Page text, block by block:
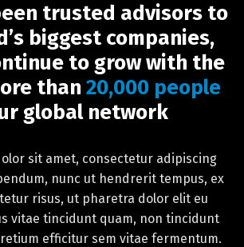
trusted advisors to
biggest companies,
to grow with the
than 20,000 people
global network
sit amet, consectetur adipiscing
nunc ut hendrerit tempus, ex
risus, ut pharetra dolor elit eu
vitae tincidunt quam, non tincidunt
efficitur sem vitae fermentum.